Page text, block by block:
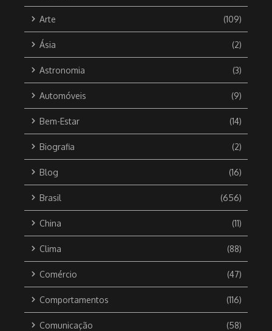
Arte (109)
Ásia (2)
Astronomia (3)
Automóveis (9)
Bem-Estar (14)
Biografia (2)
Blog (16)
Brasil (656)
China (11)
Clima (88)
Comércio (47)
Comportamentos (116)
Comunicação (58)